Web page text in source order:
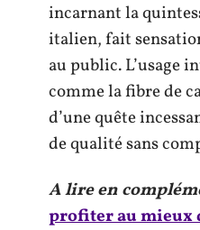
incarnant la
italien, fait
au public. L’usage
comme la fibre de
d’une quête
de qualité sans
A lire en
profiter au mieux